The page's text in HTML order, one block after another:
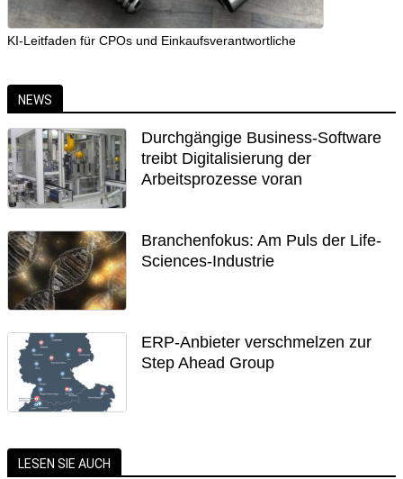
KI-Leitfaden für CPOs und Einkaufsverantwortliche
NEWS
Durchgängige Business-Software
treibt Digitalisierung der
Arbeitsprozesse voran
Branchenfokus: Am Puls der Life-
Sciences-Industrie
ERP-Anbieter verschmelzen zur
Step Ahead Group
LESEN SIE AUCH